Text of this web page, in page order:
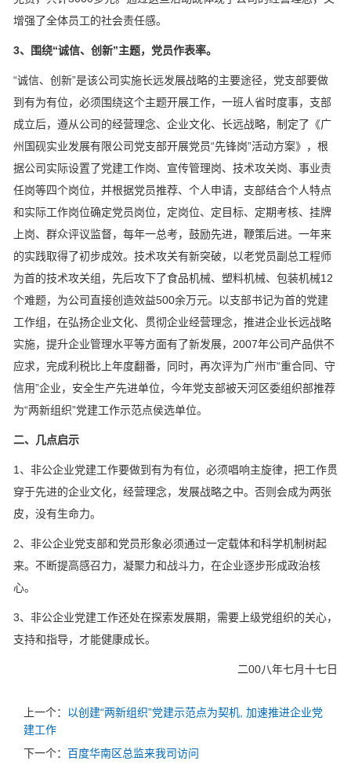
增强了全体员工的社会责任感。
3、围绕“诚信、创新”主题，党员作表率。
“诚信、创新”是该公司实施长远发展战略的主要途径，党支部要做
到有为有位，必须围绕这个主题开展工作，一班人省时度事，支部
成立后，遵从公司的经营理念、企业文化、长远战略，制定了《广
州国砚实业发展有限公司党支部开展党员“先锋岗”活动方案》，根
据公司实际设置了党建工作岗、宣传管理岗、技术攻关岗、事业责
任岗等四个岗位，并根据党员推荐、个人申请，支部结合个人特点
和实际工作岗位确定党员岗位，定岗位、定目标、定期考核、挂牌
上岗、群众评议监督，每年一总考，鼓励先进，鞭策后进。一年来
的实践取得了初步成效。技术攻关有新突破，以老党员副总工程师
为首的技术攻关组，先后攻下了食品机械、塑料机械、包装机械12
个难题，为公司直接创造效益500余万元。以支部书记为首的党建
工作组，在弘扬企业文化、贯彻企业经营理念，推进企业长远战略
实施，提升企业管理水平等方面有了新发展，2007年公司产品供不
应求，完成利税比上年度翻番，同时，再次评为广州市“重合同、守
信用”企业，安全生产先进单位，今年党支部被天河区委组织部推荐
为“两新组织”党建工作示范点侯选单位。
二、几点启示
1、非公企业党建工作要做到有为有位，必须唱响主旋律，把工作贯
穿于先进的企业文化，经营理念，发展战略之中。否则会成为两张
皮，没有生命力。
2、非公企业党支部和党员形象必须通过一定载体和科学机制树起
来。不断提高感召力，凝聚力和战斗力，在企业逐步形成政治核
心。
3、非公企业党建工作还处在探索发展期，需要上级党组织的关心，
支持和指导，才能健康成长。
二00八年七月十七日
上一个： 以创建“两新组织”党建示范点为契机, 加速推进企业党
建工作
下一个： 百度华南区总监来我司访问